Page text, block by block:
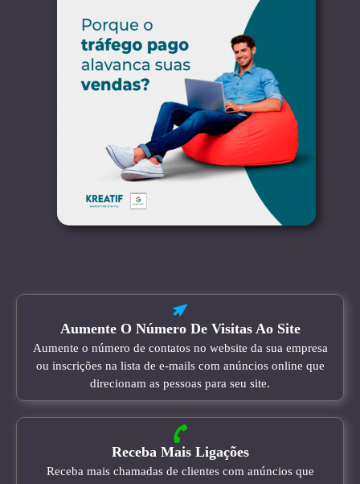
Aumente O Número De Visitas Ao Site
Aumente o número de contatos no website da sua empresa
ou inscrições na lista de e-mails com anúncios online que
direcionam as pessoas para seu site.
Receba Mais Ligações
Receba mais chamadas de clientes com anúncios que